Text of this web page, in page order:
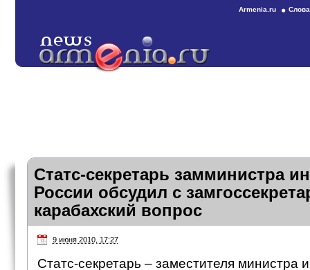
Armenia.ru
Статс-секретарь замминистра
России обсудил с
карабахский вопрос
9 июня 2010, 17:27
Статс-секретарь – заместителя министра